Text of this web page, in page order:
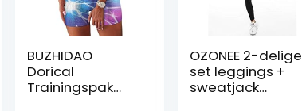
BUZHIDAO
Dorical
Trainingspak
OZONEE 2-delige
set leggings +
sweatjack